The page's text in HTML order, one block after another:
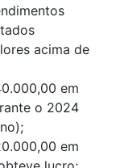
acima de
em
o 2024
em